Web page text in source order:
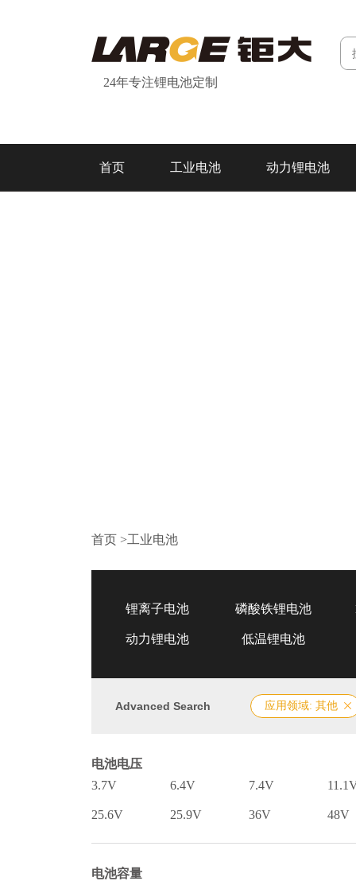
24年专注锂电池定制
首页 工业电池 动力锂电池
首页 >工业电池
锂离子电池 磷酸铁锂电池
动力锂电池 低温锂电池
Advanced Search 应用领域: 其他
电池电压
3.7V
6.4V 7.4V
25.6V 25.9V 36V 48V
电池容量